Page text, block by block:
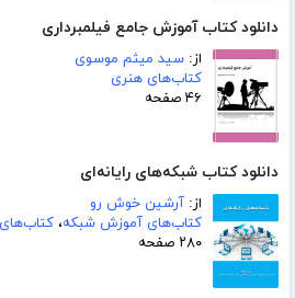
دانلود کتاب آموزش جامع فیلمبرداری
از: سید میثم موسوی
کتاب‌های هنری
۴۶ صفحه
دانلود کتاب شبکه‌های رایانه‌ای
از: آرشین خوش رو
کتاب‌های آموزش شبکه،
۲۸۰ صفحه